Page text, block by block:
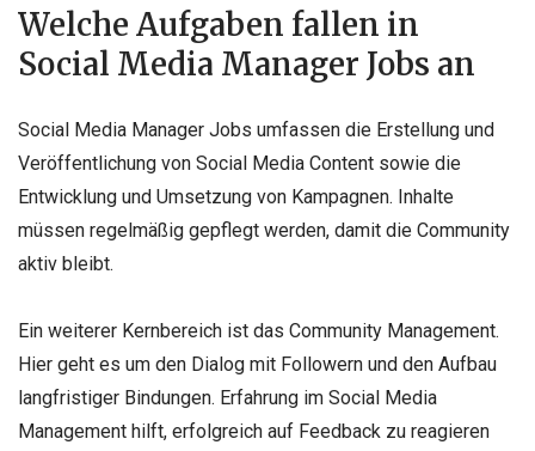
Welche Aufgaben fallen in
Social Media Manager Jobs an
Social Media Manager Jobs umfassen die Erstellung und
Veröffentlichung von Social Media Content sowie die
Entwicklung und Umsetzung von Kampagnen. Inhalte
müssen regelmäßig gepflegt werden, damit die Community
aktiv bleibt.
Ein weiterer Kernbereich ist das Community Management.
Hier geht es um den Dialog mit Followern und den Aufbau
langfristiger Bindungen. Erfahrung im Social Media
Management hilft, erfolgreich auf Feedback zu reagieren